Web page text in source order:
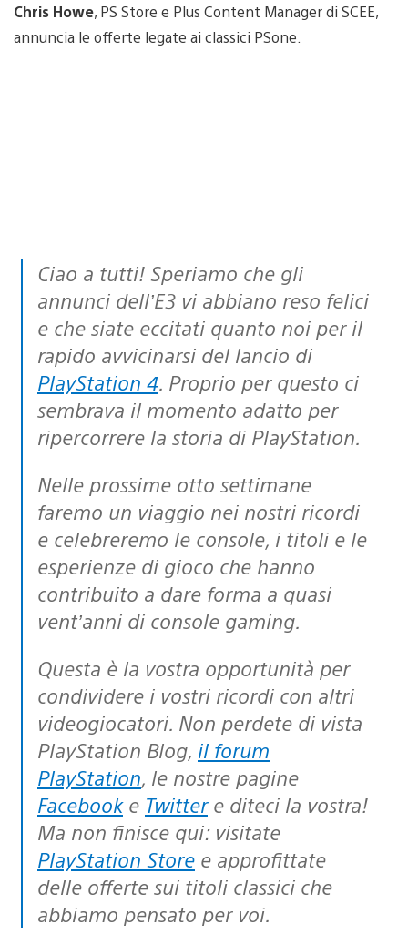
Chris Howe, PS Store e Plus Content Manager di SCEE,
annuncia le offerte legate ai classici PSone.
Ciao a tutti! Speriamo che gli
annunci dell’E3 vi abbiano reso felici
e che siate eccitati quanto noi per il
rapido avvicinarsi del lancio di
PlayStation 4. Proprio per questo ci
sembrava il momento adatto per
ripercorrere la storia di PlayStation.
Nelle prossime otto settimane
faremo un viaggio nei nostri ricordi
e celebreremo le console, i titoli e le
esperienze di gioco che hanno
contribuito a dare forma a quasi
vent’anni di console gaming.
Questa è la vostra opportunità per
condividere i vostri ricordi con altri
videogiocatori. Non perdete di vista
PlayStation Blog, il forum
PlayStation, le nostre pagine
Facebooke Twittere diteci la vostra!
Ma non finisce qui: visitate
PlayStation Store e approfittate
delle offerte sui titoli classici che
abbiamo pensato per voi.